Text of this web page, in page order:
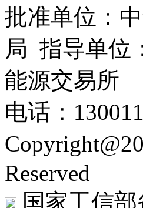
批准单位：
局 指导单位
能源交易所
电话：
Reserved
国家工信